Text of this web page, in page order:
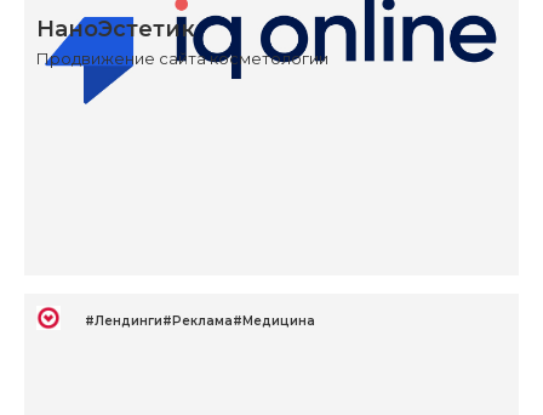
НаноЭстетик
Продвижение сайта косметологии
#Лендинги#Реклама#Медицина